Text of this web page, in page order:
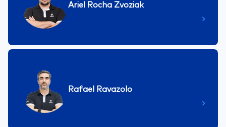
Ariel Rocha Zvoziak
Rafael Ravazolo